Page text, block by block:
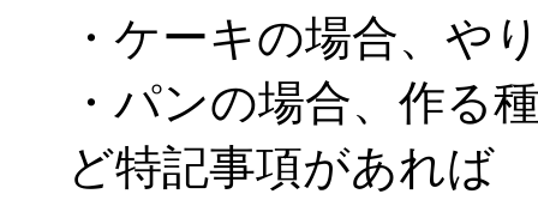
・ケーキの場合、や
・パンの場合、作る
ど特記事項があれば